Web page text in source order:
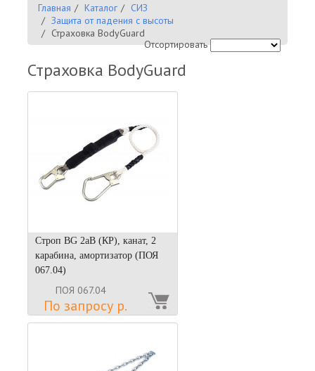
Главная Каталог
СИЗ
Защита от падения с высоты
Страховка BodyGuard
Страховка BodyGuard
Отсортировать
Строп BG 2аВ (КР), канат, 2
карабина, амортизатор (ПОЯ
067.04)
ПОЯ 067.04
По запросу р.